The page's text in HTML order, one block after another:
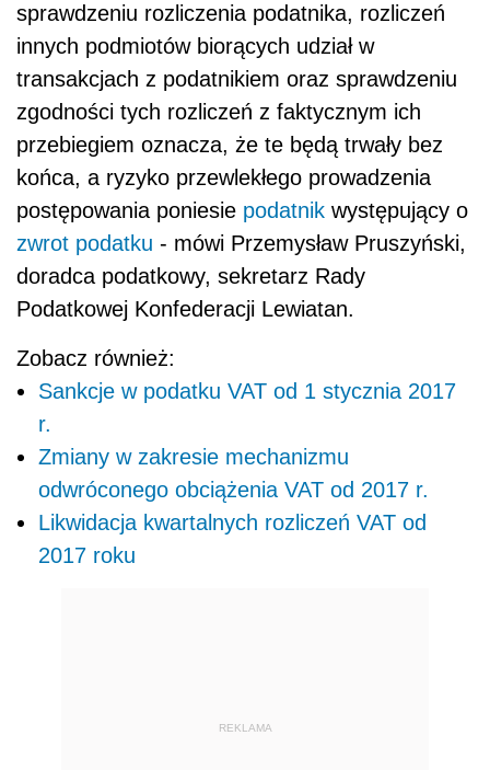
sprawdzeniu rozliczenia podatnika, rozliczeń
innych podmiotów biorących udział w
transakcjach z podatnikiem oraz sprawdzeniu
zgodności tych rozliczeń z faktycznym ich
przebiegiem oznacza, że te będą trwały bez
końca, a ryzyko przewlekłego prowadzenia
postępowania poniesie podatnik występujący o
zwrot podatku - mówi Przemysław Pruszyński,
doradca podatkowy, sekretarz Rady
Podatkowej Konfederacji Lewiatan.
Zobacz również:
Sankcje w podatku VAT od 1 stycznia 2017
r.
Zmiany w zakresie mechanizmu
odwróconego obciążenia VAT od 2017 r.
Likwidacja kwartalnych rozliczeń VAT od
2017 roku
REKLAMA